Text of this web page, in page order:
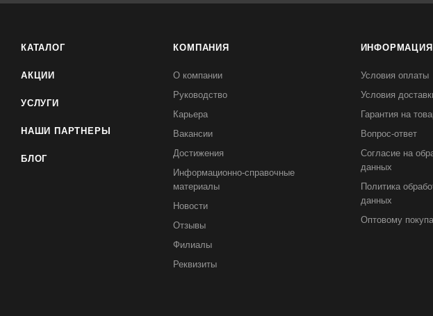
КАТАЛОГ
АКЦИИ
УСЛУГИ
НАШИ ПАРТНЕРЫ
БЛОГ
КОМПАНИЯ
О компании
Руководство
Карьера
Вакансии
Достижения
Информационно-справочные
материалы
Новости
Отзывы
Филиалы
Реквизиты
ИНФОРМАЦИЯ
Условия оплаты
Условия
Гарантия на
Вопрос-ответ
Согласие на
данных
Политика
данных
Оптовому